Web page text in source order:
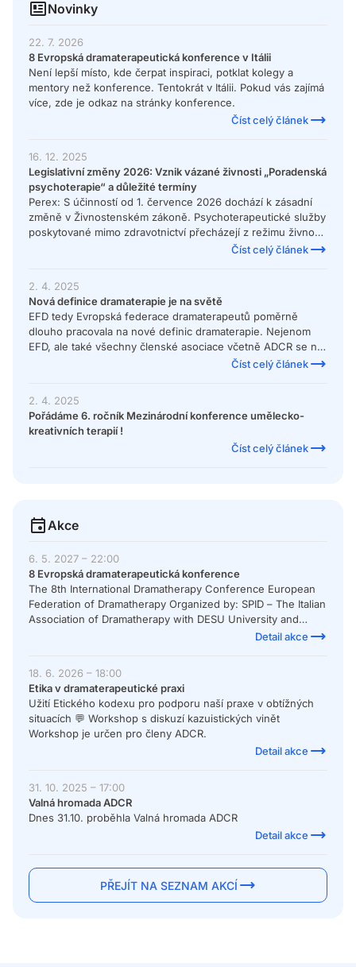
Novinky
22. 7. 2026
8 Evropská dramaterapeutická konference v Itálii
Není lepší místo, kde čerpat inspiraci, potklat kolegy a
mentory než konference. Tentokrát v Itálii. Pokud vás zajímá
více, zde je odkaz na stránky konference.
Číst celý článek
16. 12. 2025
Legislativní změny 2026: Vznik vázané živnosti „Poradenská
psychoterapie“ a důležité termíny
Perex: S účinností od 1. července 2026 dochází k zásadní
změně v Živnostenském zákoně. Psychoterapeutické služby
poskytované mimo zdravotnictví přecházejí z režimu živnosti
volné do nové živnosti vázané s názvem „Poradenství v
Číst celý článek
2. 4. 2025
Nová definice dramaterapie je na světě
EFD tedy Evropská federace dramaterapeutů poměrně
dlouho pracovala na nové definic dramaterapie. Nejenom
EFD, ale také všechny členské asociace včetně ADCR se na
psychotherapy and other related human sciences. This
interactive, creative and playful process, aims to enhance
health and wellbeing. Dramatherapy is applicable in
community, educational and clinical contexts, and works
Číst celý článek
2. 4. 2025
Pořádáme 6. ročník Mezinárodní konference umělecko-
kreativních terapií !
Číst celý článek
Akce
6. 5. 2027 – 22:00
8 Evropská dramaterapeutická konference
The 8th International Dramatherapy Conference European
Federation of Dramatherapy Organized by: SPID – The Italian
Association of Dramatherapy with DESU University and
Fondazione Famiglia Sarzi ETS Reggio Emilia, Italy | 7-9 May
Detail akce
18. 6. 2026 – 18:00
Etika v dramaterapeutické praxi
Užití Etického kodexu pro podporu naší praxe v obtížných
situacích 💬 Workshop s diskuzí kazuistických vinět
Workshop je určen pro členy ADCR.
Detail akce
31. 10. 2025 – 17:00
Valná hromada ADCR
Dnes 31.10. proběhla Valná hromada ADCR
Detail akce
PŘEJÍT NA SEZNAM AKCÍ